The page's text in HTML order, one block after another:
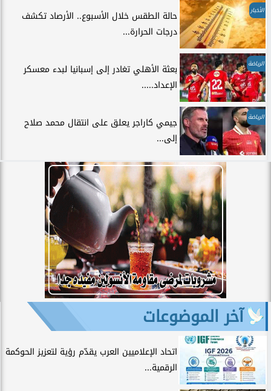
الأخبار
حالة الطقس خلال الأسبوع.. الأرصاد تكشف
درجات الحرارة...
الرياضة
بعثة الأهلي تغادر إلى إسبانيا لبدء معسكر
الإعداد.....
الرياضة
جيمي كاراجر يعلق على انتقال محمد صلاح
إلى...
آخر الموضوعات
اتحاد الإعلاميين العرب يقدّم رؤية لتعزيز الحوكمة
الرقمية...